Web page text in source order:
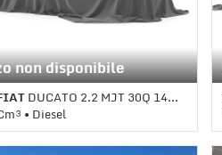
non disponibile
DUCATO 2.2 MJT 30Q 140CV
• Diesel
Manuale • Bianco